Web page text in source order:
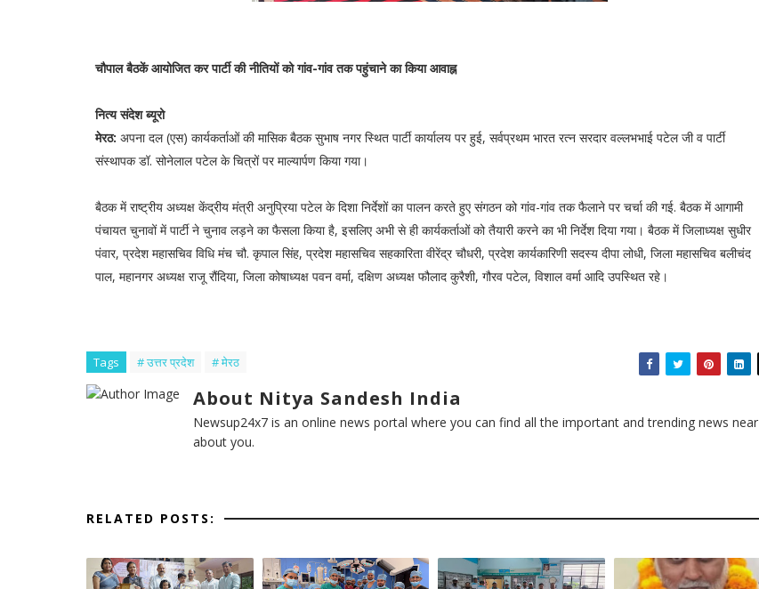
चौपाल बैठकें आयोजित कर पार्टी की नीतियों को गांव-गांव तक पहुंचाने का किया आवाह्न
नित्य संदेश ब्यूरो
मेरठ: अपना दल (एस) कार्यकर्ताओं की मासिक बैठक सुभाष नगर स्थित पार्टी कार्यालय पर हुई, सर्वप्रथम भारत रत्न सरदार वल्लभभाई पटेल जी व पार्टी
संस्थापक डॉ. सोनेलाल पटेल के चित्रों पर माल्यार्पण किया गया।
बैठक में राष्ट्रीय अध्यक्ष केंद्रीय मंत्री अनुप्रिया पटेल के दिशा निर्देशों का पालन करते हुए संगठन को गांव-गांव तक फैलाने पर चर्चा की गई. बैठक में आगामी
पंचायत चुनावों में पार्टी ने चुनाव लड़ने का फैसला किया है, इसलिए अभी से ही कार्यकर्ताओं को तैयारी करने का भी निर्देश दिया गया। बैठक में जिलाध्यक्ष सुधीर
पंवार, प्रदेश महासचिव विधि मंच चौ. कृपाल सिंह, प्रदेश महासचिव सहकारिता वीरेंद्र चौधरी, प्रदेश कार्यकारिणी सदस्य दीपा लोधी, जिला महासचिव बलीचंद
पाल, महानगर अध्यक्ष राजू रौंदिया, जिला कोषाध्यक्ष पवन वर्मा, दक्षिण अध्यक्ष फौलाद कुरैशी, गौरव पटेल, विशाल वर्मा आदि उपस्थित रहे।
Tags # उत्तर प्रदेश # मेरठ
About Nitya Sandesh India
Newsup24x7 is an online news portal where you can find all the important and trending news near
about you.
RELATED POSTS: